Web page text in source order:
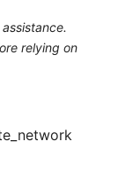
relying on